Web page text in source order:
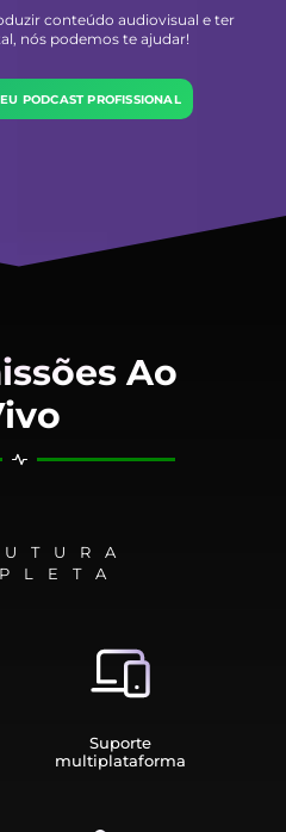
conteúdo audiovisual e ter
nós podemos te ajudar!
PODCAST PROFISSIONAL
Ao
Suporte
multiplata­forma